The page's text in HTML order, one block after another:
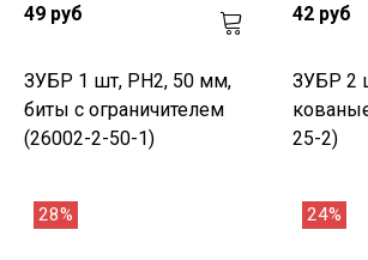
49 руб
ЗУБР 1 шт, PH2, 50 мм,
биты с ограничителем
(26002-2-50-1)
42 руб
ЗУБР 2
25-2)
28% 24%